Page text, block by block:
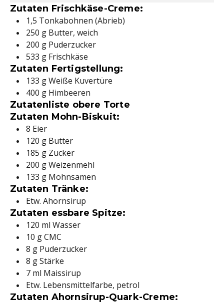
Zutaten Frischkäse-Creme:
1,5 Tonkabohnen (Abrieb)
250 g Butter, weich
200 g Puderzucker
533 g Frischkäse
Zutaten Fertigstellung:
133 g Weiße Kuvertüre
400 g Himbeeren
Zutatenliste obere Torte
Zutaten Mohn-Biskuit:
8 Eier
120 g Butter
185 g Zucker
200 g Weizenmehl
133 g Mohnsamen
Zutaten Tränke:
Etw. Ahornsirup
Zutaten essbare Spitze:
120 ml Wasser
10 g CMC
8 g Puderzucker
8 g Stärke
7 ml Maissirup
Etw. Lebensmittelfarbe, petrol
Zutaten Ahornsirup-Quark-Creme: